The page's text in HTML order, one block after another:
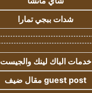
شدات ببجي تمارا
خدمات الباك لينك والجيست
guest post مقال ضيف